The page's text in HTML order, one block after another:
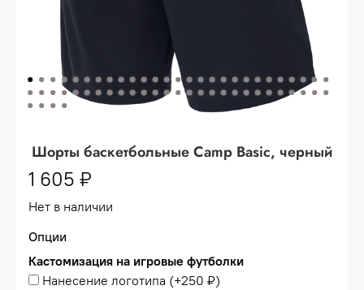
Шорты баскетбольные Camp Basic, черный
1 605 ₽
Нет в наличии
Опции
Кастомизация на игровые футболки
Нанесение логотипа (+250 ₽)